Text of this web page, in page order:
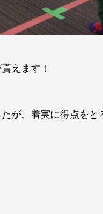
えます！
が、着実に得点をと